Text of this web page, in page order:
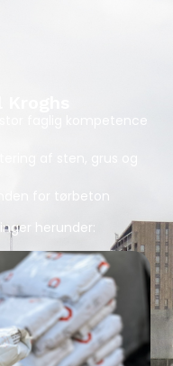
faglig kompetence
af sten, grus og
for tørbeton
herunder: